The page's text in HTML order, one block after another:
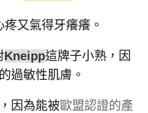
又氣得牙癢癢。
Kneipp這牌子小熟，因
過敏性肌膚。
因為能被歐盟認證的產